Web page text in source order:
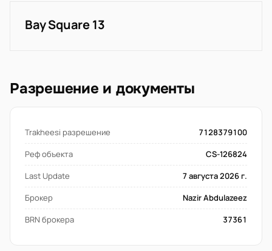
Bay Square 13
Разрешение и документы
Trakheesi разрешение
7128379100
Реф объекта
CS-126824
Last Update
7 августа 2026 г.
Брокер
Nazir Abdulazeez
BRN брокера
37361